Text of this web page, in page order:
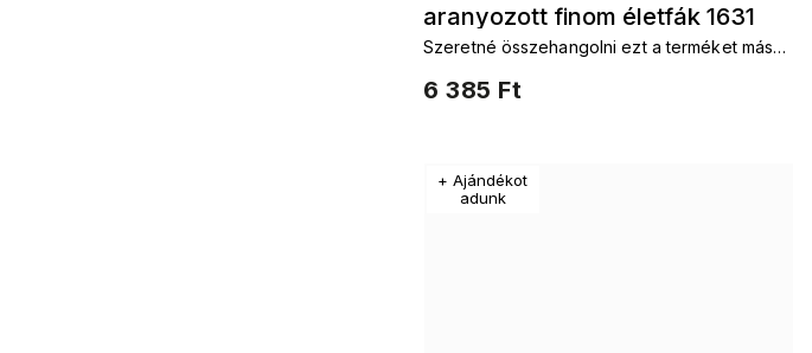
aranyozott finom életfák 1631
6 385 Ft
Szeretné összehangolni ezt a terméket más
életfaFülbevalók életfaKarkötők
+ Ajándékot
adunk